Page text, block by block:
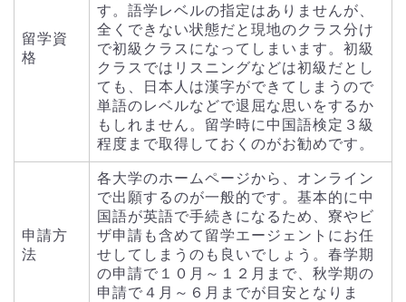
留学資
格
す。語学レベルの指定はありませんが、
全くできない状態だと現地のクラス分け
で初級クラスになってしまいます。初級
クラスではリスニングなどは初級だとし
ても、日本人は漢字ができてしまうので
単語のレベルなどで退屈な思いをするか
もしれません。留学時に中国語検定３級
程度まで取得しておくのがお勧めです。
申請方
法
各大学のホームページから、オンライン
で出願するのが一般的です。基本的に中
国語が英語で手続きになるため、寮やビ
ザ申請も含めて留学エージェントにお任
せしてしまうのも良いでしょう。春学期
の申請で１０月～１２月まで、秋学期の
申請で４月～６月までが目安となりま